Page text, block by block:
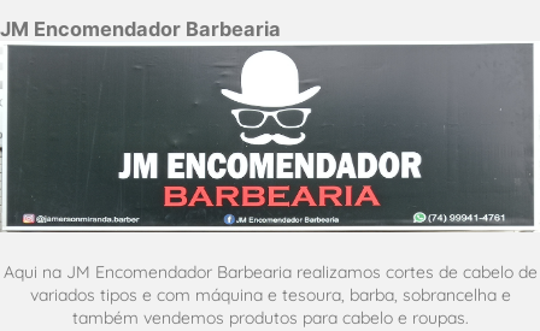
JM Encomendador Barbearia
Aqui na JM Encomendador Barbearia realizamos cortes de cabelo de
variados tipos e com máquina e tesoura, barba, sobrancelha e
também vendemos produtos para cabelo e roupas.